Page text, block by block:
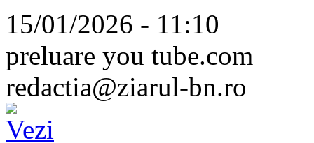
15/01/2026 - 11:10
preluare you tube.com
redactia@ziarul-bn.ro